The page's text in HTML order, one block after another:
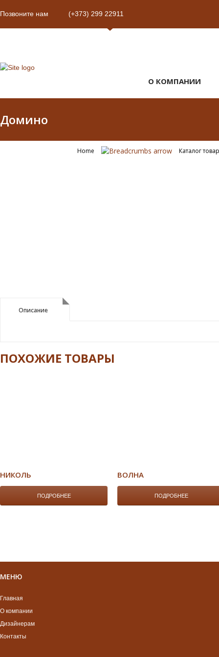
Позвоните нам (+373) 299 22911
О КОМПАНИИ
Домино
Home Каталог
Описание
Описание
ПОХОЖИЕ ТОВАРЫ
НИКОЛЬ
ПОДРОБНЕЕ
ВОЛНА
ПОДРОБНЕЕ
МЕНЮ
Главная
О компании
Дизайнерам
Контакты